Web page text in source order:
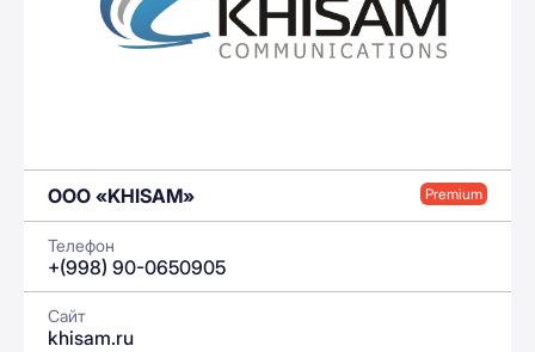
ООО «KHISAM» Premium
Телефон
+(998) 90-0650905
Сайт
khisam.ru